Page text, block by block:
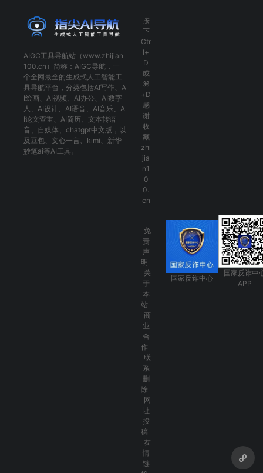
AIGC工具导航站（www.zhijian
100.cn）简称： AIGC导航 ，一
个全网最全的生成式人工智能工
具导航平台，分类包括AI写作 、 A
I绘画 、 AI视频 、 AI办公 、 AI数字
人 、 AI设计、 AI语音、 AI音乐、 A
I论文查重 、 AI简历 、 文本转语
音、 自媒体 、 chatgpt中文版 ，以
及 豆包、 文心一言 、 kimi 、 新华
妙笔ai等AI工具。
按
下
Ctr
l+
D
或
⌘
+D
感
谢
收
藏
zhi
jia
n1
0
0.
cn
免
责
声
明
关
于
本
站
商
业
合
作
联
系
删
除
网
址
投
稿
友
情
链
国家反诈中心
国家反诈中
APP